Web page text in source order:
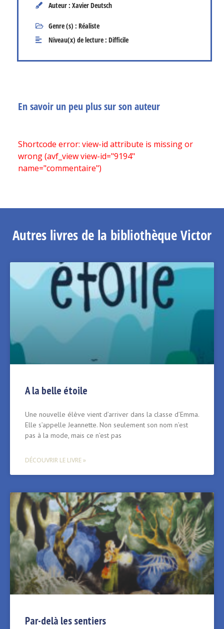
Auteur : Xavier Deutsch
Genre (s) : Réaliste
Niveau(x) de lecture : Difficile
En savoir un peu plus sur son auteur
Shortcode error: view-id attribute is missing or
wrong (avf_view view-id="9194"
name="commentaire")
Autres livres de la bibliothèque Victor
A la belle étoile
Une nouvelle élève vient d’arriver dans la classe d’Emma.
Elle s’appelle Jeannette. Non seulement son nom n’est
pas à la mode, mais ce n’est pas
DÉCOUVRIR LE LIVRE »
Par-delà les sentiers